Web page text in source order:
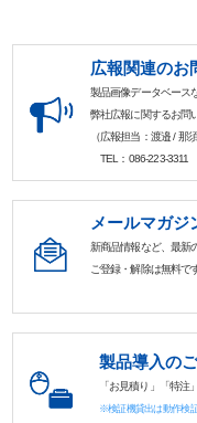
広報関連のお
製品画像データベース
弊社広報に関するお問
（広報担当：渡邉 / 那須
TEL：086-223-3311
メールマガジ
新商品情報など、最新
ご登録・解除は無料で
製品導入の
「お見積り」「特注
※検証機貸出は動作検